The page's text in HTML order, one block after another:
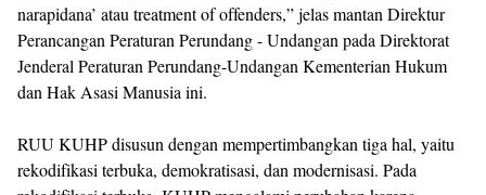
narapidana’ atau treatment of offenders,” jelas mantan Direktur
Perancangan Peraturan Perundang - Undangan pada Direktorat
Jenderal Peraturan Perundang-Undangan Kementerian Hukum
dan Hak Asasi Manusia ini.
RUU KUHP disusun dengan mempertimbangkan tiga hal, yaitu
rekodifikasi terbuka, demokratisasi, dan modernisasi. Pada